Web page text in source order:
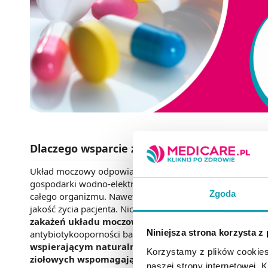
Zgoda
Niniejsza strona korzysta z
Korzystamy z plików
naszej strony internetowej.
Dlaczego wsparcie zdrowia dróg moczowych
Układ moczowy odpowiada za usuwanie z organizmu
gospodarki wodno-elektrolitowej. Jego właściwe
całego organizmu. Nawet pozornie niewielkie infekcje
jakość życia pacjenta. Nic więc dziwnego, że obecnie
zakażeń układu moczowego (ZUM), ale również na
antybiotykooporności bakterii odpowiedzialnych za
wspierającym naturalne mechanizmy obronne
ziołowych wspomagających zdrowie dróg moczowych